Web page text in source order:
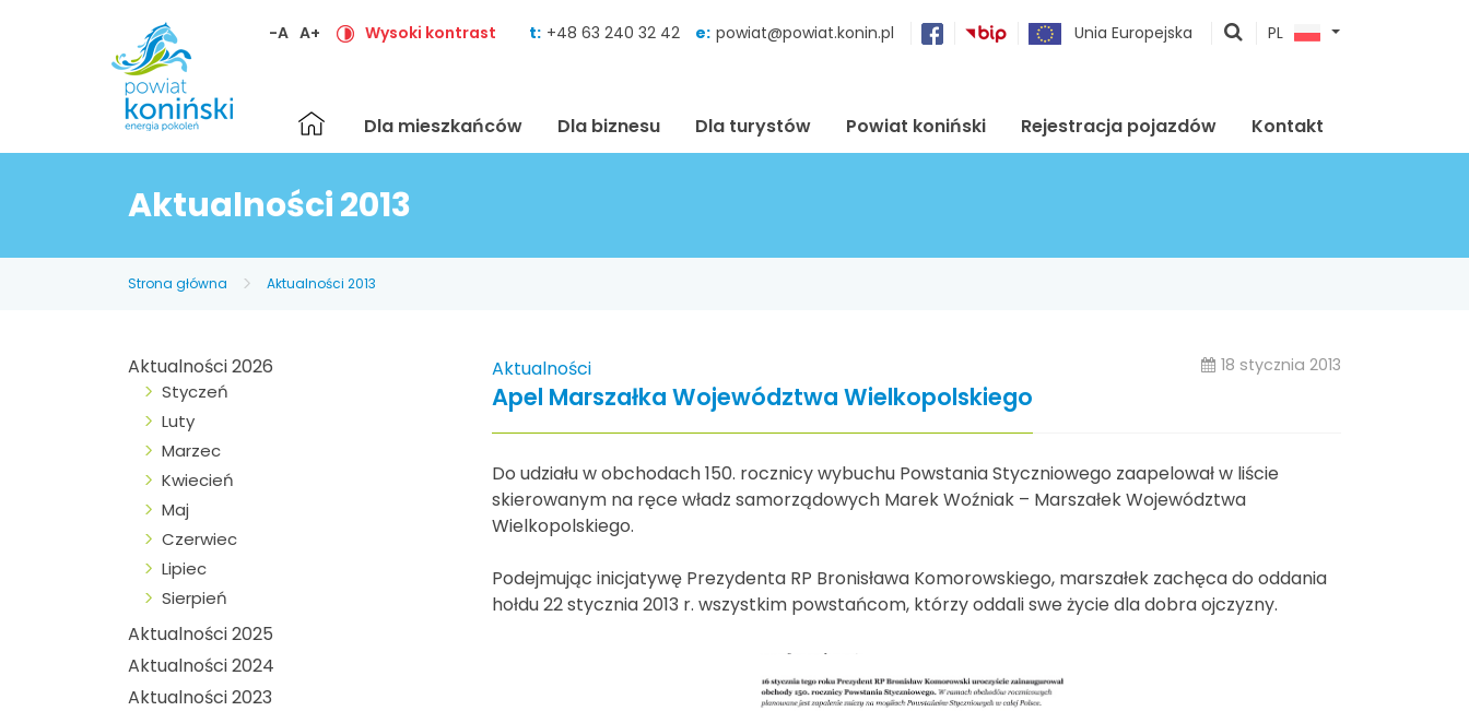
-A A+ Wysoki kontrast t: +48 63 240 32 42 e: powiat@powiat.konin.pl Unia Europejska
pokaż
PL
Strona
główna
Dla mieszkańców Dla biznesu Dla turystów Powiat koniński Rejestracja pojazdów Kontakt
Aktualności 2013
Strona główna Aktualności 2013
Aktualności 2026
Styczeń
Luty
Marzec
Kwiecień
Maj
Czerwiec
Lipiec
Sierpień
Aktualności 2025
Aktualności 2024
Aktualności 2023
Aktualności 18 stycznia 2013
Apel Marszałka Województwa Wielkopolskiego
Do udziału w obchodach 150. rocznicy wybuchu Powstania Styczniowego zaapelował w liście
skierowanym na ręce władz samorządowych Marek Woźniak – Marszałek Województwa
Wielkopolskiego.
Podejmując inicjatywę Prezydenta RP Bronisława Komorowskiego, marszałek zachęca do oddania
hołdu 22 stycznia 2013 r. wszystkim powstańcom, którzy oddali swe życie dla dobra ojczyzny.